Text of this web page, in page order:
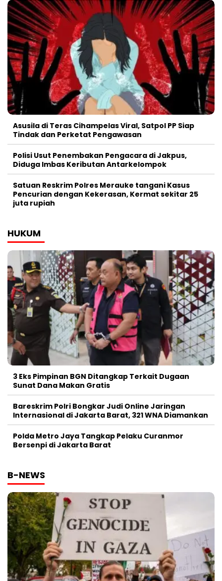
Asusila di Teras Cihampelas Viral, Satpol PP Siap
Tindak dan Perketat Pengawasan
Polisi Usut Penembakan Pengacara di Jakpus,
Diduga Imbas Keributan Antarkelompok
Satuan Reskrim Polres Merauke tangani Kasus
Pencurian dengan Kekerasan, Kermat sekitar 25
juta rupiah
HUKUM
3 Eks Pimpinan BGN Ditangkap Terkait Dugaan
Sunat Dana Makan Gratis
Bareskrim Polri Bongkar Judi Online Jaringan
Internasional di Jakarta Barat, 321 WNA Diamankan
Polda Metro Jaya Tangkap Pelaku Curanmor
Bersenpi di Jakarta Barat
B-NEWS